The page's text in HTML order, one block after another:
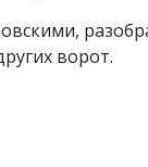
ворот.